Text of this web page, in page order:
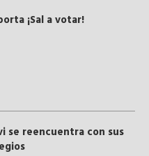
¡Sal a votar!
se reencuentra con sus